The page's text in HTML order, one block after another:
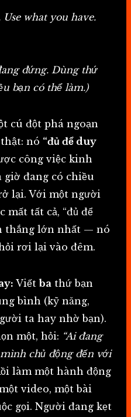
Use what you have.
đứng. Dùng thứ
bạn có thể làm.)
cú đột phá ngoạn
nó “đủ để duy
công việc kinh
đang có chiều
lại. Với một người
mất tất cả, “đủ để
thắng lớn nhất — nó
rơi lại vào đêm.
Viếtba thứ bạn
bình (kỹ năng,
ta hay nhờ bạn).
một, hỏi: “Ai đang
chủ động đến với
làm một hành động
video, một bài
gọi. Người đang kẹt